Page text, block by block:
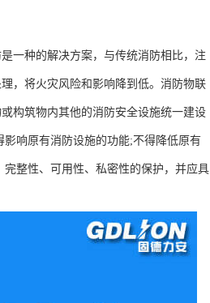
一种的解决方案，与传统消防相比，注
，将火灾风险和影响降到低。消防物联
构筑物内其他的消防安全设施统一建设
响原有消防设施的功能;不得降低原有
整性、可用性、私密性的保护，并应具